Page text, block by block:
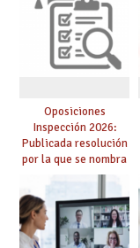
Oposiciones
Inspección 2026:
Publicada resolución
por la que se nombra
funcionarios/as en
prácticas, se regulan
dichas prácticas y se
convoca acto público
de adjudicación